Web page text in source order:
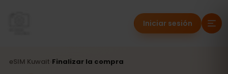
Iniciar sesión
eSIM Kuwait Finalizar la compra